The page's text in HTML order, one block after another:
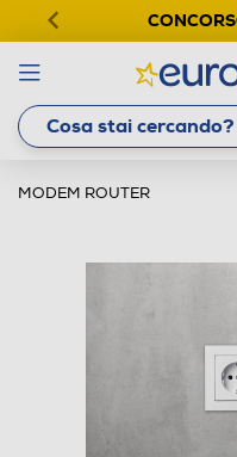
MODEM ROUTER